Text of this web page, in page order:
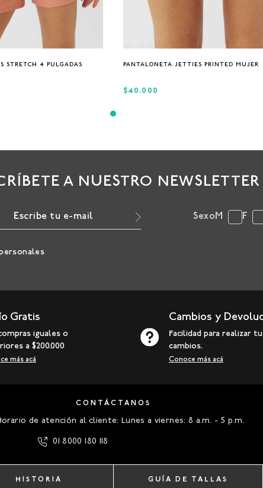
STRETCH 4 PULGADAS
L
PANTALONETA JETTIES PRINTED MUJER
$40.000
A NUESTRO NEWSLETTER
Sexo M F
Gratis
iguales o
a $200.000
más acá
Cambios y
Facilidad para realizar
cambios.
Conoce más acá
CONTÁCTANOS
de atención al cliente: Lunes a viernes: 8 a.m. - 5 p.m.
01 8000 180 118
HISTORIA GUÍA DE TALLAS